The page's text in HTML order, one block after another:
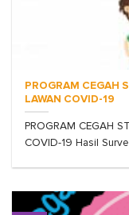
PROGRAM CEGAH
LAWAN COVID-19
PROGRAM CEGAH
COVID-19 Hasil